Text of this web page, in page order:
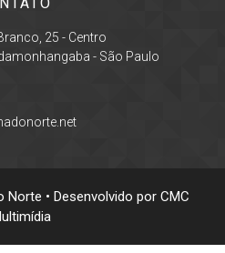
25 - Centro
- São Paulo
• Desenvolvido por CMC